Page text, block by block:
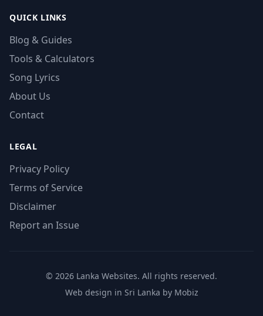
QUICK LINKS
Blog & Guides
Tools & Calculators
Song Lyrics
About Us
Contact
LEGAL
Privacy Policy
Terms of Service
Disclaimer
Report an Issue
© 2026 Lanka Websites. All rights reserved.
Web design in Sri Lanka by Mobiz